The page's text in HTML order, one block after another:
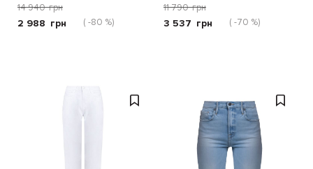
голубые
14 940 грн
2 988 грн ( -80 %)
Beau голубые
11 790 грн
3 537 грн ( -70 %)